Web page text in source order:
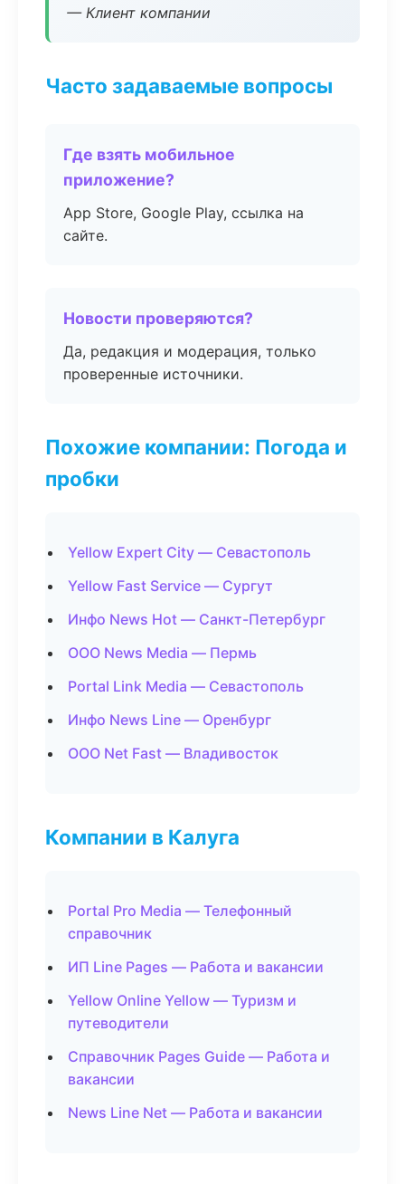
— Клиент компании
Часто задаваемые вопросы
Где взять мобильное
приложение?
App Store, Google Play, ссылка на
сайте.
Новости проверяются?
Да, редакция и модерация, только
проверенные источники.
Похожие компании: Погода и
пробки
Yellow Expert City — Севастополь
Yellow Fast Service — Сургут
Инфо News Hot — Санкт-Петербург
ООО News Media — Пермь
Portal Link Media — Севастополь
Инфо News Line — Оренбург
ООО Net Fast — Владивосток
Компании в Калуга
Portal Pro Media — Телефонный
справочник
ИП Line Pages — Работа и вакансии
Yellow Online Yellow — Туризм и
путеводители
Справочник Pages Guide — Работа и
вакансии
News Line Net — Работа и вакансии